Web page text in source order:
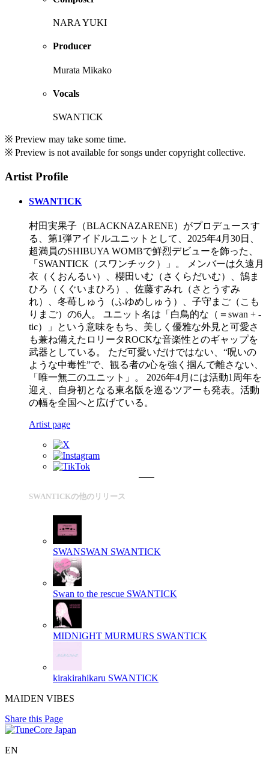
NARA YUKI
Producer
Murata Mikako
Vocals
SWANTICK
※ Preview may take some time.
※ Preview is not available for songs under copyright collective.
Artist Profile
SWANTICK
村田実果子（BLACKNAZARENE）がプロデュースす
る、第1弾アイドルユニットとして、2025年4月30日、
超満員のSHIBUYA WOMBで鮮烈デビューを飾った、
「SWANTICK（スワンチック）」。 メンバーは久遠月
衣（くおんるい）、櫻田いむ（さくらだいむ）、鵠ま
ひろ（くぐいまひろ）、佐藤すみれ（さとうすみ
れ）、冬苺しゅう（ふゆめしゅう）、子守まご（こも
りまご）の6人。 ユニット名は「白鳥的な（＝swan + -
tic）」という意味をもち、美しく優雅な外見と可愛さ
も兼ね備えたロリータROCKな音楽性とのギャップを
武器としている。 ただ可愛いだけではない、“呪いの
ような中毒性”で、観る者の心を強く掴んで離さない、
「唯一無二のユニット」。 2026年4月には活動1周年を
迎え、自身初となる東名阪を巡るツアーも発表。活動
の幅を全国へと広げている。
Artist page
SWANTICKの他のリリース
SWANSWAN SWANTICK
Swan to the rescue SWANTICK
MIDNIGHT MURMURS SWANTICK
kirakirahikaru SWANTICK
MAIDEN VIBES
Share this Page
EN